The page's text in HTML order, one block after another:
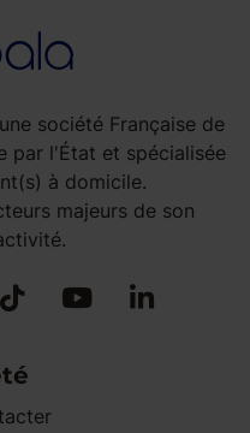
société Française de
par l'État et spécialisée
à domicile.
majeurs de son